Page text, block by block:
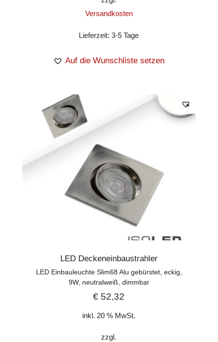
Versandkosten
Lieferzeit:3-5 Tage
Auf die Wunschliste setzen
LED Deckeneinbaustrahler
LED Einbauleuchte Slim68 Alu gebürstet, eckig,
9W, neutralweiß, dimmbar
€ 52,32
inkl. 20 % MwSt.
zzgl.